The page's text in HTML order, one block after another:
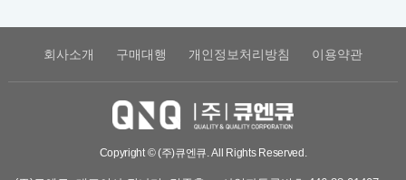
회사소개 구매대행 개인정보처리방침 이용약관
Copyright © (주)큐엔큐. All Rights Reserved.